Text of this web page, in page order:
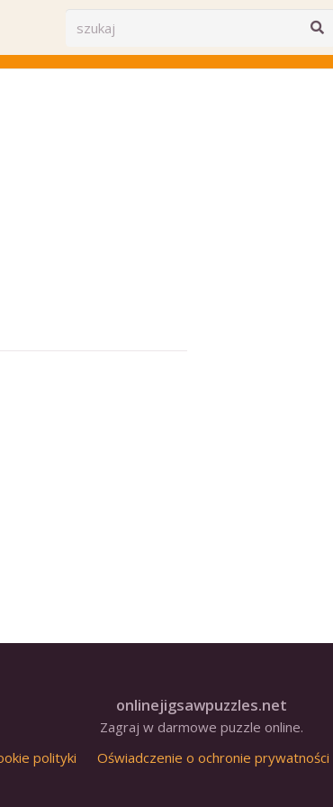
onlinejigsawpuzzles.net
Zagraj w darmowe puzzle online.
polityki Oświadczenie o ochronie prywatności